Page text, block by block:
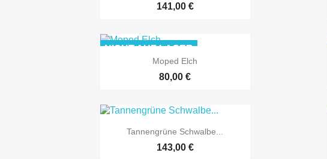
141,00 €
 Vorschau
Moped Elch
80,00 €
NICHT AUF LAGER
 Vorschau
Tannengrüne Schwalbe...
143,00 €